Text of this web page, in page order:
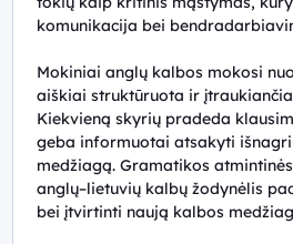
komunikacija bei
Mokiniai anglų kalbos mokosi
aiškiai struktūruota ir
Kiekvieną skyrių pradeda
geba informuotai atsakyti
medžiagą. Gramatikos
anglų–lietuvių kalbų žodynėlis
bei įtvirtinti naują kalbos